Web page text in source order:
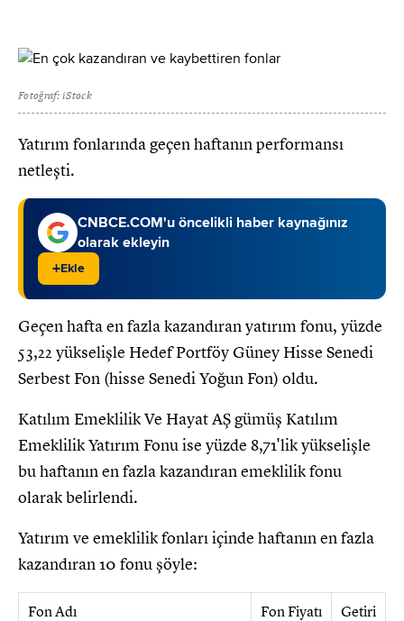
Fotoğraf: iStock
Yatırım fonlarında geçen haftanın performansı
netleşti.
CNBCE.COM'u öncelikli haber kaynağınız
olarak ekleyin
+Ekle
Geçen hafta en fazla kazandıran yatırım fonu, yüzde
53,22 yükselişle Hedef Portföy Güney Hisse Senedi
Serbest Fon (hisse Senedi Yoğun Fon) oldu.
Katılım Emeklilik Ve Hayat AŞ gümüş Katılım
Emeklilik Yatırım Fonu ise yüzde 8,71'lik yükselişle
bu haftanın en fazla kazandıran emeklilik fonu
olarak belirlendi.
Yatırım ve emeklilik fonları içinde haftanın en fazla
kazandıran 10 fonu şöyle:
Fon Adı Fon Fiyatı
Getiri